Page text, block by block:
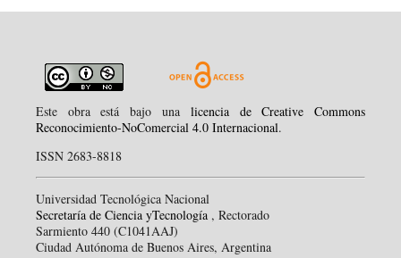
Este obra está bajo unalicencia de Creative Commons
Reconocimiento-NoComercial 4.0 Internacional.
ISSN 2683-8818
Universidad Tecnológica Nacional
Secretaría de Ciencia yTecnología , Rectorado
Sarmiento 440 (C1041AAJ)
Ciudad Autónoma de Buenos Aires, Argentina